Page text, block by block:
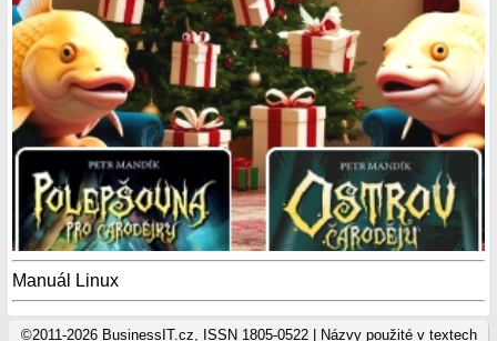
Manuál Linux
©2011-2026 BusinessIT.cz, ISSN 1805-0522 | Názvy použité v textech